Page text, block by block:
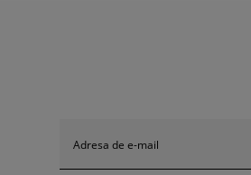
Adresa de e-mail